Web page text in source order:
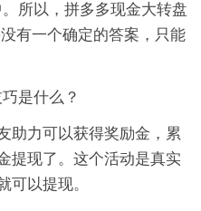
所以，拼多多现金大转盘
有一个确定的答案，只能
是什么？
助力可以获得奖励金，累
提现了。这个活动是真实
可以提现。